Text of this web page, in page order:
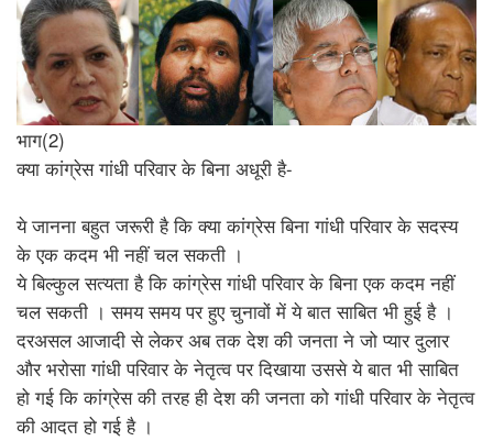
भाग(2)
क्या कांग्रेस गांधी परिवार के बिना अधूरी है-
ये जानना बहुत जरूरी है कि क्या कांग्रेस बिना गांधी परिवार के सदस्य
के एक कदम भी नहीं चल सकती ।
ये बिल्कुल सत्यता है कि कांग्रेस गांधी परिवार के बिना एक कदम नहीं
चल सकती । समय समय पर हुए चुनावों में ये बात साबित भी हुई है ।
दरअसल आजादी से लेकर अब तक देश की जनता ने जो प्यार दुलार
और भरोसा गांधी परिवार के नेतृत्व पर दिखाया उससे ये बात भी साबित
हो गई कि कांग्रेस की तरह ही देश की जनता को गांधी परिवार के नेतृत्व
की आदत हो गई है ।